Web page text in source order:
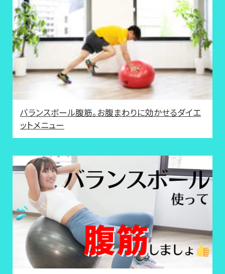
バランスボール腹筋。お腹まわりに効かせるダイエ
ットメニュー